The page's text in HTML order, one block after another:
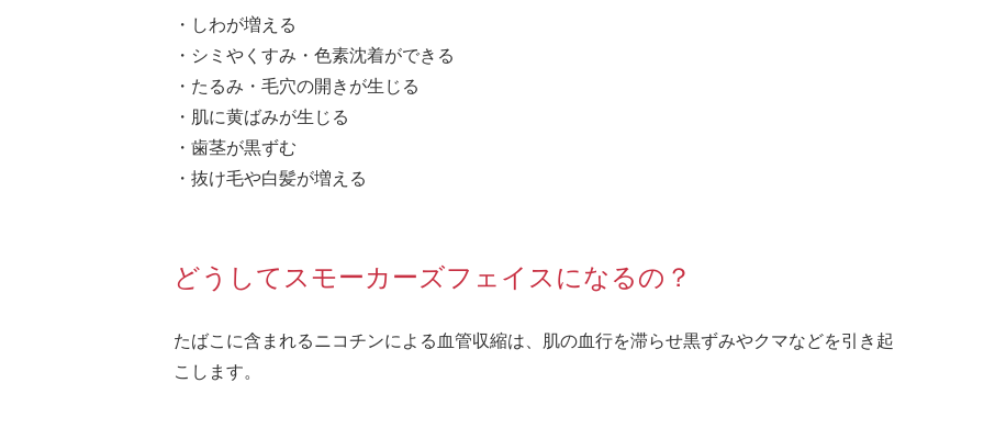
・しわが増える
・シミやくすみ・色素沈着ができる
・たるみ・毛穴の開きが生じる
・肌に黄ばみが生じる
・歯茎が黒ずむ
・抜け毛や白髪が増える
どうしてスモーカーズフェイスになるの？
たばこに含まれるニコチンによる血管収縮は、肌の血行を滞らせ黒ずみやクマなどを引き起
こします。